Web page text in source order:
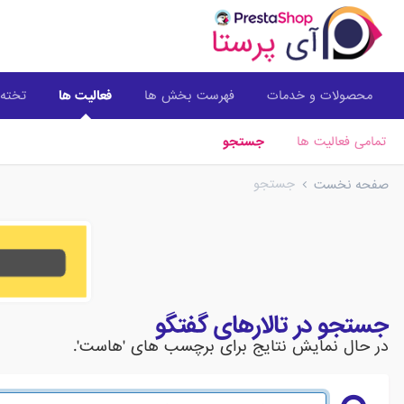
محصولات و خدمات فهرست بخش ها فعالیت ها
تمامی فعالیت ها جستجو
صفحه نخست جستجو
جستجو در تالارهای گفتگو
در حال نمایش نتایج برای برچسب های 'هاست'.